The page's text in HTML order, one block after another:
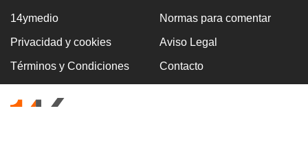
GASOLINA
En la Vía Blanca surgen puestos de venta de
gasolina en botellas de un litro
14ymedio Normas para comentar
Privacidad y cookies Aviso Legal
Términos y Condiciones Contacto